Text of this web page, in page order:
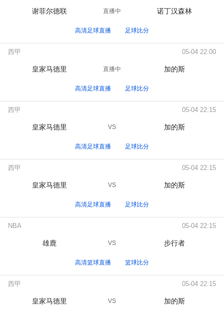
谢菲尔德联 直播中 诺丁汉森林
高清足球直播 足球比分
西甲 05-04 22:00
皇家马德里 直播中 加的斯
高清足球直播 足球比分
西甲 05-04 22:15
皇家马德里 VS 加的斯
高清足球直播 足球比分
西甲 05-04 22:15
皇家马德里 VS 加的斯
高清足球直播 足球比分
NBA 05-04 22:15
雄鹿 VS 步行者
高清篮球直播 篮球比分
西甲 05-04 22:15
皇家马德里 VS 加的斯